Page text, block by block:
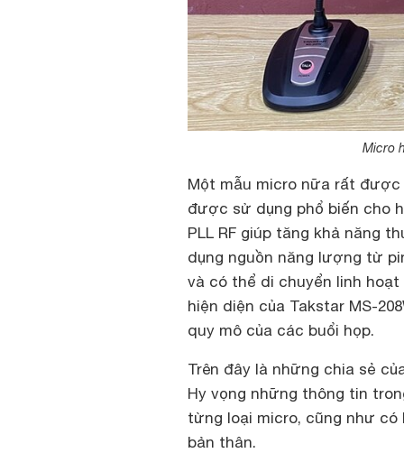
Micro
Một mẫu micro nữa rất
được sử dụng phổ biến cho
PLL RF giúp tăng khả năng
dụng nguồn năng lượng từ
và có thể di chuyển linh
hiện diện của Takstar MS-
quy mô của các buổi họp.
Trên đây là những chia sẻ
Hy vọng những thông tin
từng loại micro, cũng như
bản thân.